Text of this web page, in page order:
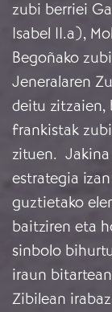
zubi berriei
Isabel II.a),
Begoñako
Jeneralaren
deitu zitzaien,
frankistak
zituen. Jakina
estrategia
guztietako
baitziren eta
sinbolo
iraun
Zibilean